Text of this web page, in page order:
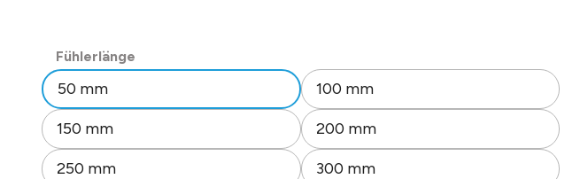
Zugentlastung M 16.
Schnellverdrahtung durch Federklemmen 0,2-1,5 mm².
Zulässige Umgebungstemperatur: -25 °C bis +85 °C.
Isolationswiderstand: => 100 MOhm, 20°C, 500 V DC.
Datenblatt Nr. 20900
Fühlerlänge
50 mm 100 mm
150 mm 200 mm
250 mm 300 mm